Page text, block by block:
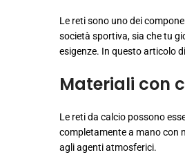
Le reti sono uno dei
società sportiva, sia che tu
esigenze. In questo articolo
Materiali con
Le reti da calcio possono
completamente a mano con
agli agenti atmosferici.